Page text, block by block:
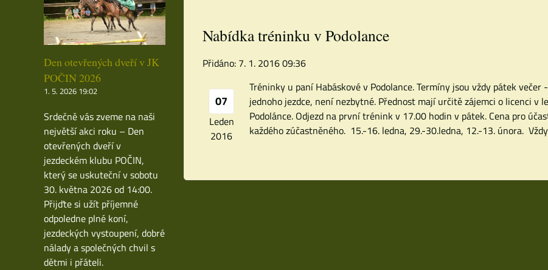
Nabídka tréninku v Podolance
Přidáno: 7. 1. 2016 09:36
07
Leden
2016
Tréninky u paní Habáskové v Podolance. Termíny jsou vždy pátek
jednoho jezdce, není nezbytné. Přednost mají určitě zájemci o licenci v
Podolánce. Odjezd na první trénink v 17.00 hodin v pátek. Cena pro
každého zúčastněného. 15.-16. ledna, 29.-30.ledna, 12.-13. února.
Den otevřených dveří v JK
POČIN 2026
1. 5. 2026 19:02
Srdečně vás zveme na naši
největší akci roku – Den
otevřených dveří v
jezdeckém klubu POČIN,
který se uskuteční v sobotu
30. května 2026 od 14:00.
Přijďte si užít příjemné
odpoledne plné koní,
jezdeckých vystoupení, dobré
nálady a společných chvil s
dětmi i přáteli.